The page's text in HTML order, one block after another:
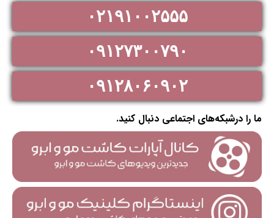
۰۲۱۹۱۰۰۲۵۵۵
۰۹۱۲۷۳۰۰۷۹۰
۰۹۱۲۸۰۶۰۹۰۲
ما را درشبکه‌های اجتماعی دنبال کنید.